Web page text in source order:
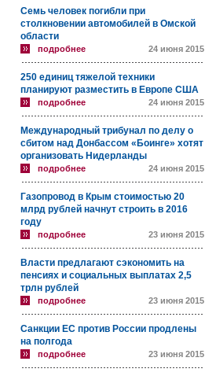
Семь человек погибли при
столкновении автомобилей в Омской
области
подробнее 24 июня 2015
250 единиц тяжелой техники
планируют разместить в Европе США
подробнее 24 июня 2015
Международный трибунал по делу о
сбитом над Донбассом «Боинге» хотят
организовать Нидерланды
подробнее 24 июня 2015
Газопровод в Крым стоимостью 20
млрд рублей начнут строить в 2016
году
подробнее 23 июня 2015
Власти предлагают сэкономить на
пенсиях и социальных выплатах 2,5
трлн рублей
подробнее 23 июня 2015
Санкции ЕС против России продлены
на полгода
подробнее 23 июня 2015